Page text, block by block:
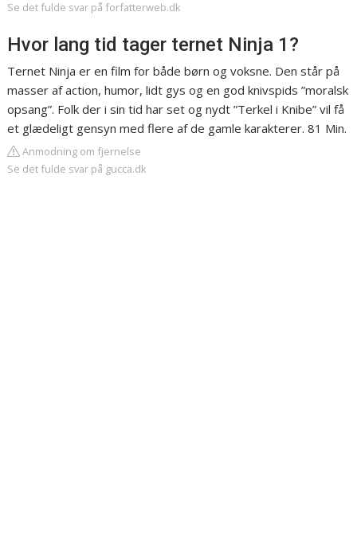
Se det fulde svar på forfatterweb.dk
Hvor lang tid tager ternet Ninja 1?
Ternet Ninja er en film for både børn og voksne. Den står på
masser af action, humor, lidt gys og en god knivspids ”moralsk
opsang”. Folk der i sin tid har set og nydt ”Terkel i Knibe” vil få
et glædeligt gensyn med flere af de gamle karakterer. 81 Min.
Anmodning om fjernelse
Se det fulde svar på gucca.dk